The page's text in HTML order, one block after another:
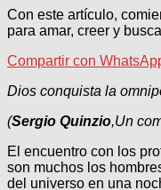
Con este artículo,
para amar, creer y
Compartir con
Dios conquista la
(Sergio Quinzio,Un
El encuentro con los
son muchos los
del universo en una